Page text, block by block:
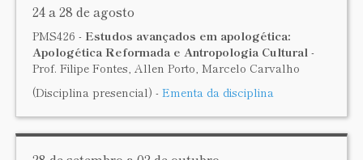
24 a 28 de agosto
PMS426 - Estudos avançados em apologética:
Apologética Reformada e Antropologia Cultural -
Prof. Filipe Fontes, Allen Porto, Marcelo Carvalho
(Disciplina presencial) - Ementa da disciplina